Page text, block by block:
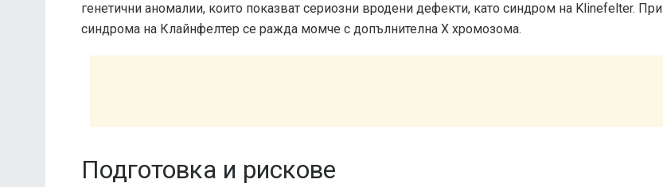
генетични аномалии, които показват сериозни вродени дефекти, като синдром на Klinefelter. При
синдрома на Клайнфелтер се ражда момче с допълнителна Х хромозома.
Подготовка и рискове